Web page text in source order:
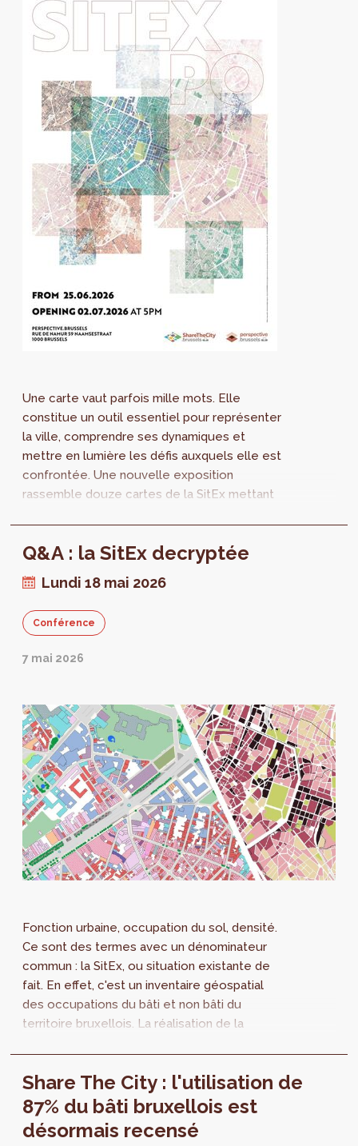
Une carte vaut parfois mille mots. Elle
constitue un outil essentiel pour représenter
la ville, comprendre ses dynamiques et
mettre en lumière les défis auxquels elle est
confrontée. Une nouvelle exposition
rassemble douze cartes de la SitEx mettant
fonctionnelle, présence de la nature ou
découvrir au rez-de-chaussée de
Perspective! Le vernissage aura lieu le 2
juillet à 17h.
Q&A : la SitEx decryptée
Lundi 18 mai 2026
Conférence
7 mai 2026
Fonction urbaine, occupation du sol, densité.
Ce sont des termes avec un dénominateur
commun : la SitEx, ou situation existante de
fait. En effet, c'est un inventaire géospatial
des occupations du bâti et non bâti du
territoire bruxellois. La réalisation de la
Share The City : l'utilisation de
87% du bâti bruxellois est
désormais recensé